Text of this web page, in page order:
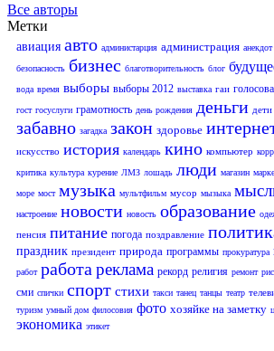
Все авторы
Метки
авиация авто администарция администрация анекдот
безопасность бизнес благотворительность блог
вода время выборы выборы 2012 выставка гаи
гост госуслуги грамотность день рождения деньги дети
забавно загадка закон здоровье
искусство история календарь кино компьютер
критика культура курение ЛМЗ лошадь люди магазин
море мост музыка мультфильм мусор мызыка
настроение новости новость образование
пенсия питание погода поздравление
праздник президент природа программы прокуратура
работ работа реклама рекорд религия ремонт
сми спички спорт стихи такси танец танцы театр
туризм умный дом филосовия фото хозяйке на заметку
экономика этикет